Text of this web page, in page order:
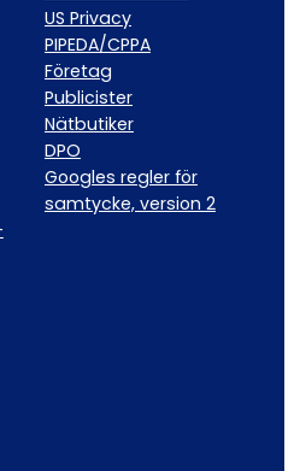
US Privacy
PIPEDA/CPPA
Företag
Publicister
Nätbutiker
DPO
Googles regler för
samtycke, version 2